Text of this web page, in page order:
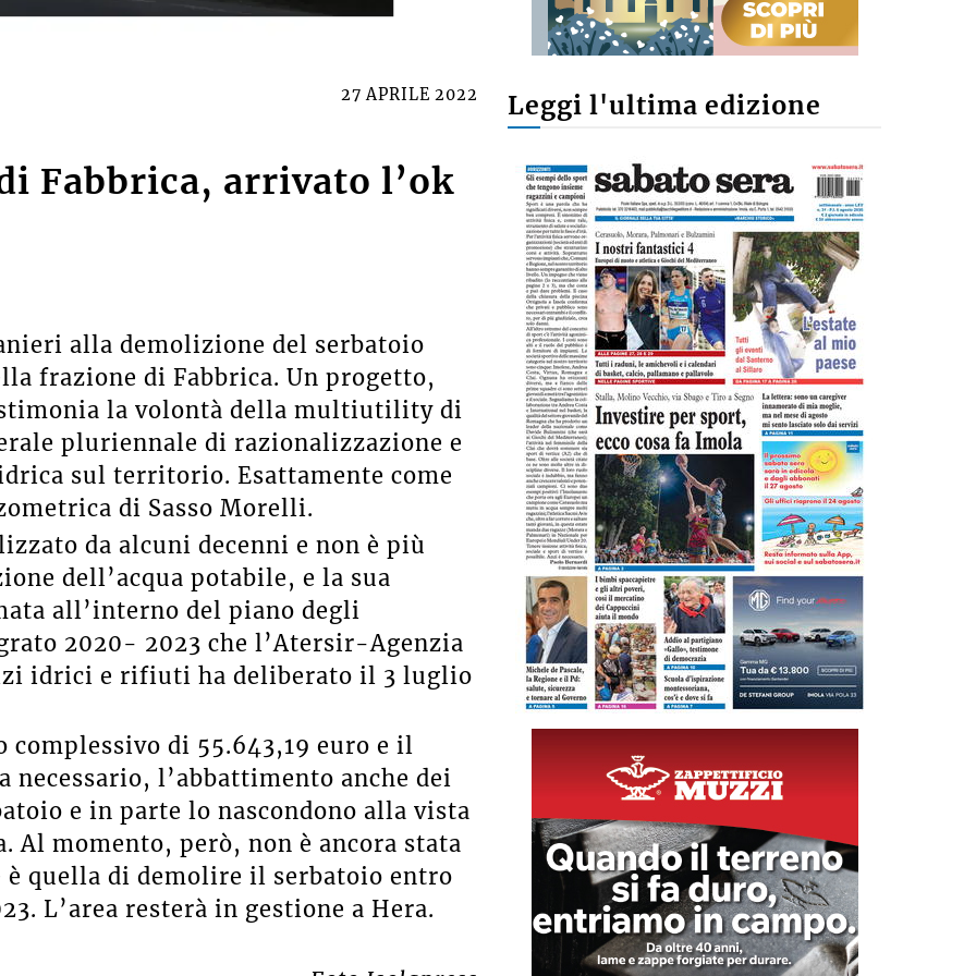
27 APRILE 2022
Fabbrica, arrivato l’ok
alla demolizione del serbatoio
frazione di Fabbrica. Un progetto,
la volontà della multiutility di
pluriennale di razionalizzazione e
sul territorio. Esattamente come
di Sasso Morelli.
da alcuni decenni e non è più
dell’acqua potabile, e la sua
all’interno del piano degli
2020- 2023 che l’Atersir-Agenzia
idrici e rifiuti ha deliberato il 3 luglio
di 55.643,19 euro e il
necessario, l’abbattimento anche dei
e in parte lo nascondono alla vista
momento, però, non è ancora stata
quella di demolire il serbatoio entro
L’area resterà in gestione a Hera.
Leggi l'ultima edizione